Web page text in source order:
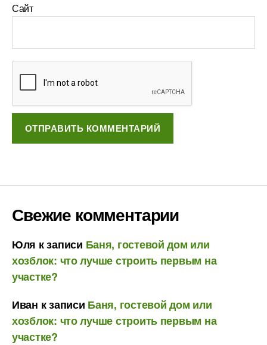
Сайт
Свежие комментарии
Юля к записи Баня, гостевой дом или
хозблок: что лучше строить первым на
участке?
Иван к записи Баня, гостевой дом или
хозблок: что лучше строить первым на
участке?